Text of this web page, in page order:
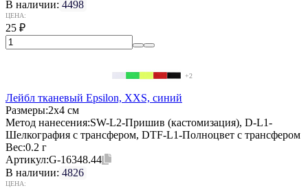
В наличии: 4498
ЦЕНА:
25 ₽
+2
Лейбл тканевый Epsilon, XXS, синий
Размеры:2х4 см
Метод нанесения:SW-L2-Пришив (кастомизация), D-L1-
Шелкография с трансфером, DTF-L1-Полноцвет с трансфером
Вес:0.2 г
Артикул:G-16348.44
В наличии: 4826
ЦЕНА: